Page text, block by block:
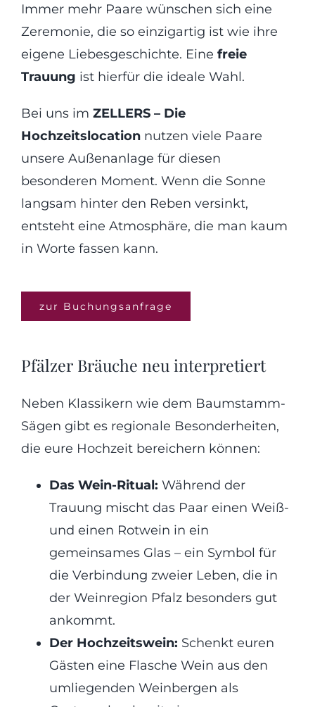
Immer mehr Paare wünschen sich eine
Zeremonie, die so einzigartig ist wie ihre
eigene Liebesgeschichte. Eine freie
Trauung ist hierfür die ideale Wahl.
Bei uns im ZELLERS – Die
Hochzeitslocation nutzen viele Paare
unsere Außenanlage für diesen
besonderen Moment. Wenn die Sonne
langsam hinter den Reben versinkt,
entsteht eine Atmosphäre, die man kaum
in Worte fassen kann.
zur Buchungsanfrage
Pfälzer Bräuche neu interpretiert
Neben Klassikern wie dem Baumstamm-
Sägen gibt es regionale Besonderheiten,
die eure Hochzeit bereichern können:
Das Wein-Ritual: Während der
Trauung mischt das Paar einen Weiß-
und einen Rotwein in ein
gemeinsames Glas – ein Symbol für
die Verbindung zweier Leben, die in
der Weinregion Pfalz besonders gut
ankommt.
Der Hochzeitswein: Schenkt euren
Gästen eine Flasche Wein aus den
umliegenden Weinbergen als